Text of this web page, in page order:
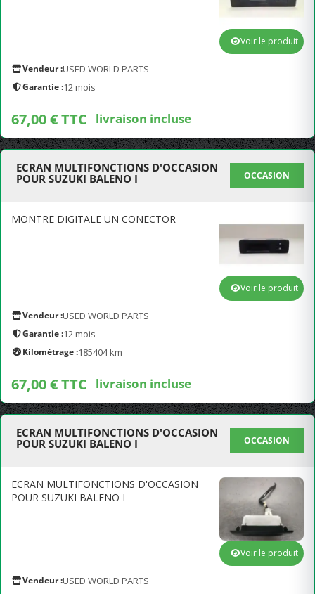
Vendeur :USED WORLD PARTS
Garantie :12 mois
67,00 € TTC livraison incluse
Voir le produit
ECRAN MULTIFONCTIONS D'OCCASION
POUR SUZUKI BALENO I
OCCASION
MONTRE DIGITALE UN CONECTOR
Vendeur :USED WORLD PARTS
Garantie :12 mois
Kilométrage :185404 km
67,00 € TTC livraison incluse
Voir le produit
ECRAN MULTIFONCTIONS D'OCCASION
POUR SUZUKI BALENO I
OCCASION
ECRAN MULTIFONCTIONS D'OCCASION
POUR SUZUKI BALENO I
Vendeur :USED WORLD PARTS
Voir le produit